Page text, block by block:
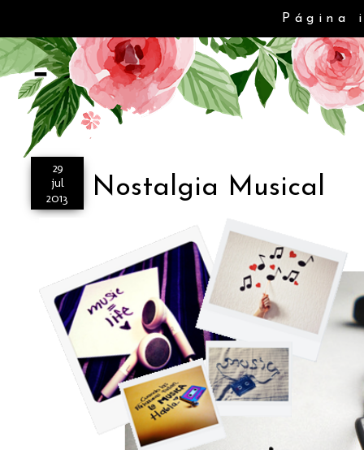
-
29
jul
2013
Nostalgia Musical